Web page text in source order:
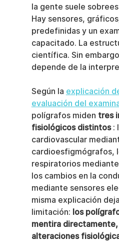
la gente suele
Hay sensores,
predefinidas y un
capacitado. La
científica. Sin
depende de la
Según la explicación
evaluación del
polígrafos miden tres
fisiológicos distintos :
cardiovascular
cardioesfigmógrafos,
respiratorios
los cambios en la
mediante sensores
misma explicación
limitación: los
mentira
alteraciones